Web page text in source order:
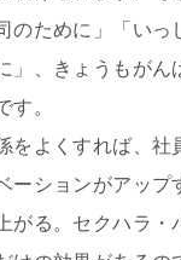
のために」「いっ
」、きょうもがん
す。
をよくすれば、社
ーションがアップ
がる。セクハラ・